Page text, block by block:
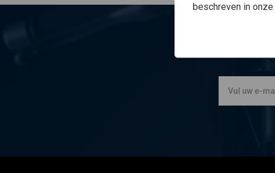
beschreven in onze